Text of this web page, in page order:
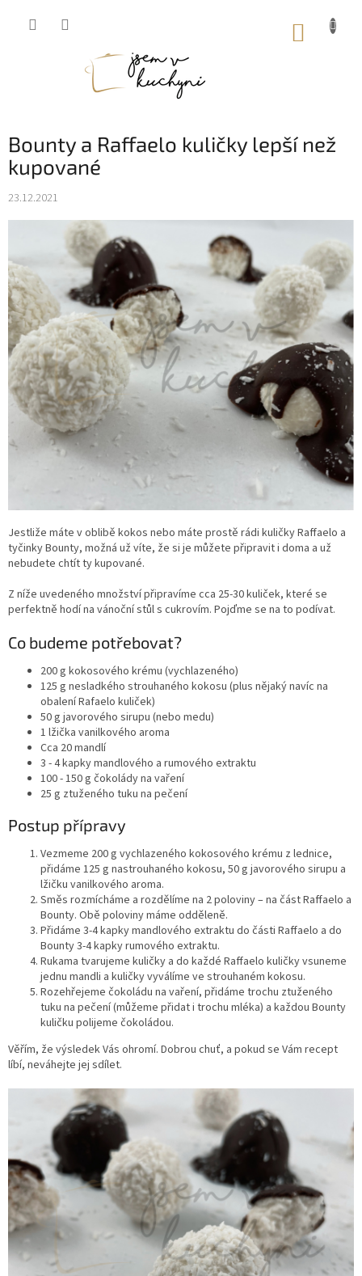
Bounty a Raffaelo kuličky lepší než
kupované
23.12.2021
Jestliže máte v oblibě kokos nebo máte prostě rádi kuličky Raffaelo a
tyčinky Bounty, možná už víte, že si je můžete připravit i doma a už
nebudete chtít ty kupované.
Z níže uvedeného množství připravíme cca 25-30 kuliček, které se
perfektně hodí na vánoční stůl s cukrovím. Pojďme se na to podívat.
Co budeme potřebovat?
200 g kokosového krému (vychlazeného)
125 g nesladkého strouhaného kokosu (plus nějaký navíc na
obalení Rafaelo kuliček)
50 g javorového sirupu (nebo medu)
1 lžička vanilkového aroma
Cca 20 mandlí
3 - 4 kapky mandlového a rumového extraktu
100 - 150 g čokolády na vaření
25 g ztuženého tuku na pečení
Postup přípravy
Vezmeme 200 g vychlazeného kokosového krému z lednice,
přidáme 125 g nastrouhaného kokosu, 50 g javorového sirupu a
lžičku vanilkového aroma.
Směs rozmícháme a rozdělíme na 2 poloviny – na část Raffaelo a
Bounty. Obě poloviny máme odděleně.
Přidáme 3-4 kapky mandlového extraktu do části Raffaelo a do
Bounty 3-4 kapky rumového extraktu.
Rukama tvarujeme kuličky a do každé Raffaelo kuličky vsuneme
jednu mandli a kuličky vyválíme ve strouhaném kokosu.
Rozehřejeme čokoládu na vaření, přidáme trochu ztuženého
tuku na pečení (můžeme přidat i trochu mléka) a každou Bounty
kuličku polijeme čokoládou.
Věřím, že výsledek Vás ohromí. Dobrou chuť, a pokud se Vám recept
líbí, neváhejte jej sdílet.